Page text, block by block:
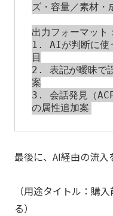
ズ・容量／素材
出力フォーマット：
1. AIが判断に使
目
2. 表記が曖昧で
案
3. 会話発見（
最後に、AI経由の流入
（用途タイトル：購
る）